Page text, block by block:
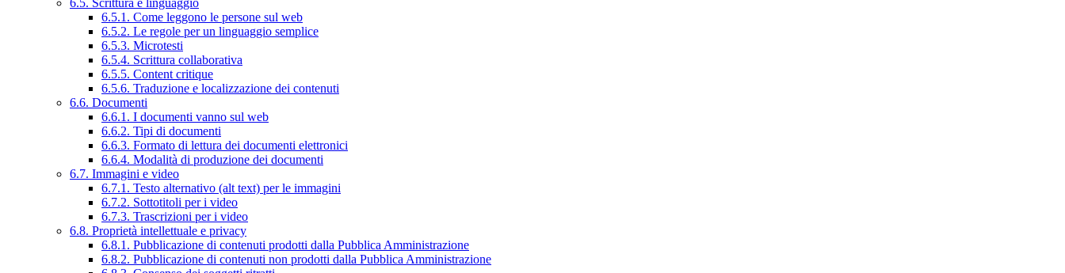
6.5. Scrittura e linguaggio
6.5.1. Come leggono le persone sul web
6.5.2. Le regole per un linguaggio semplice
6.5.3. Microtesti
6.5.4. Scrittura collaborativa
6.5.5. Content critique
6.5.6. Traduzione e localizzazione dei contenuti
6.6. Documenti
6.6.1. I documenti vanno sul web
6.6.2. Tipi di documenti
6.6.3. Formato di lettura dei documenti elettronici
6.6.4. Modalità di produzione dei documenti
6.7. Immagini e video
6.7.1. Testo alternativo (alt text) per le immagini
6.7.2. Sottotitoli per i video
6.7.3. Trascrizioni per i video
6.8. Proprietà intellettuale e privacy
6.8.1. Pubblicazione di contenuti prodotti dalla Pubblica Amministrazione
6.8.2. Pubblicazione di contenuti non prodotti dalla Pubblica Amministrazione